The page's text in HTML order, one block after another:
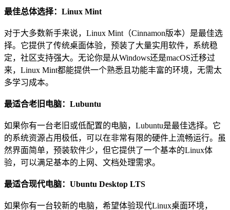
最佳总体选择：Linux Mint
对于大多数新手来说，Linux Mint（Cinnamon版本）是最佳选
择。它提供了传统桌面体验，预装了大量实用软件，系统稳
定，社区支持强大。无论你是从Windows还是macOS迁移过
来，Linux Mint都能提供一个熟悉且功能丰富的环境，无需太
多学习成本。
最适合老旧电脑：Lubuntu
如果你有一台老旧或低配置的电脑，Lubuntu是最佳选择。它
的系统资源占用极低，可以在非常有限的硬件上流畅运行。虽
然界面简单，预装软件少，但它提供了一个基本的Linux体
验，可以满足基本的上网、文档处理需求。
最适合现代电脑：Ubuntu Desktop LTS
如果你有一台较新的电脑，希望体验现代Linux桌面环境，